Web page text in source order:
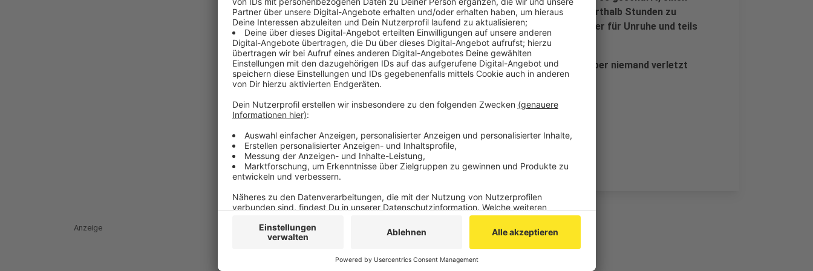
Abrissbagger zu besteigen und so die Arbeiten für rund anderthalb Stunden zu
unterbrechen. 30 bis 40 andere Leute sollen auch immer wieder für Unruhe und teils
tumultartige Situationen gesorgt haben.
Bei den Polizeieinsätzen ist nach bisherigen Erkenntnissen aber niemand verletzt
worden.
Veröffentlicht:Mittwoch, 20.01.2021 16:57
Anzeige
Anzeige